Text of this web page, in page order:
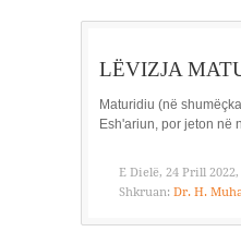
LËVIZJA
Maturidiu (në
Esh'ariun, por jeton në
E Dielë, 24 Prill 2022,
Shkruan: Dr. H.